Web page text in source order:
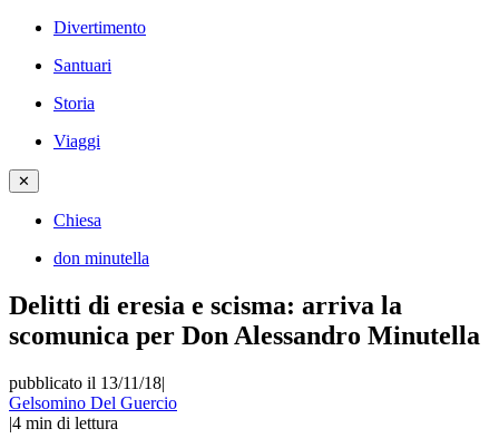
Divertimento
Santuari
Storia
Viaggi
✕
Chiesa
don minutella
Delitti di eresia e scisma: arriva la
scomunica per Don Alessandro Minutella
pubblicato il 13/11/18|
Gelsomino Del Guercio
|4 min di lettura